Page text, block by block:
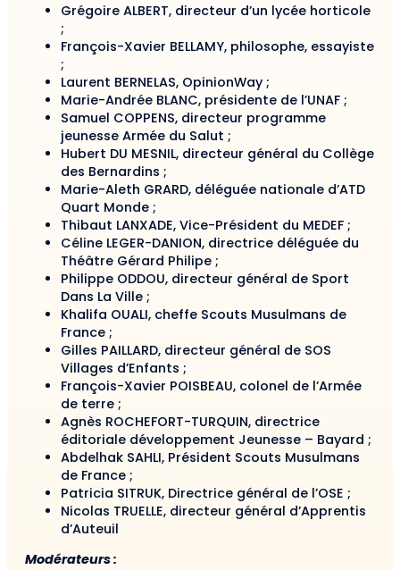
Grégoire ALBERT, directeur d’un lycée horticole
;
François-Xavier BELLAMY, philosophe, essayiste
;
Laurent BERNELAS, OpinionWay ;
Marie-Andrée BLANC, présidente de l’UNAF ;
Samuel COPPENS, directeur programme
jeunesse Armée du Salut ;
Hubert DU MESNIL, directeur général du Collège
des Bernardins ;
Marie-Aleth GRARD, déléguée nationale d’ATD
Quart Monde ;
Thibaut LANXADE, Vice-Président du MEDEF ;
Céline LEGER-DANION, directrice déléguée du
Théâtre Gérard Philipe ;
Philippe ODDOU, directeur général de Sport
Dans La Ville ;
Khalifa OUALI, cheffe Scouts Musulmans de
France ;
Gilles PAILLARD, directeur général de SOS
Villages d’Enfants ;
François-Xavier POISBEAU, colonel de l’Armée
de terre ;
Agnès ROCHEFORT-TURQUIN, directrice
éditoriale développement Jeunesse – Bayard ;
Abdelhak SAHLI, Président Scouts Musulmans
de France ;
Patricia SITRUK, Directrice général de l’OSE ;
Nicolas TRUELLE, directeur général d’Apprentis
d’Auteuil
Modérateurs :